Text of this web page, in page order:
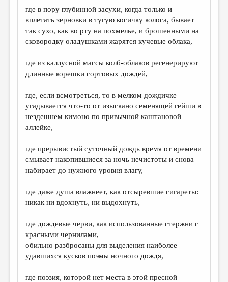
где в пору глубинной засухи, когда только и
вплетать зерновки в тугую косичку колоса, бывает
так сухо, как во рту на похмелье, и брошенными на
сковородку оладушками жарятся кучевые облака,
где из каллусной массы колб-облаков регенерируют
длинные корешки сортовых дождей,
где, если всмотреться, то в мелком дождичке
угадывается что-то от изыскано семенящей гейши в
нездешнем кимоно по привычной каштановой
аллейке,
где прерывистый суточный дождь время от времени
смывает накопившиеся за ночь нечистоты и снова
набирает до нужного уровня влагу,
где даже душа влажнеет, как отсыревшие сигареты:
никак ни вдохнуть, ни выдохнуть,
где дождевые черви, как использованные стержни с
красными чернилами,
обильно разбросаны для выделения наиболее
удавшихся кусков поэмы ночного дождя,
где поэзия, которой нет места в этой пресной